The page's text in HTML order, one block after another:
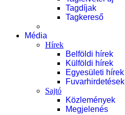
Tagdíjak
Tagkereső
Média
Hírek
Belföldi hírek
Külföldi hírek
Egyesületi hírek
Fuvarhirdetések
Sajtó
Közlemények
Megjelenés